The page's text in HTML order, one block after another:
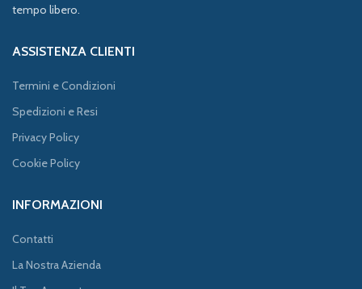
tempo libero.
ASSISTENZA CLIENTI
Termini e Condizioni
Spedizioni e Resi
Privacy Policy
Cookie Policy
INFORMAZIONI
Contatti
La Nostra Azienda